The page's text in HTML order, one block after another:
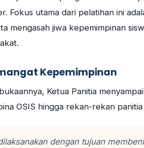
Fokus utama dari pelatihan ini
mengasah jiwa kepemimpinan
Kepemimpinan
Ketua Panitia
OSIS hingga rekan-rekan
dengan tujuan